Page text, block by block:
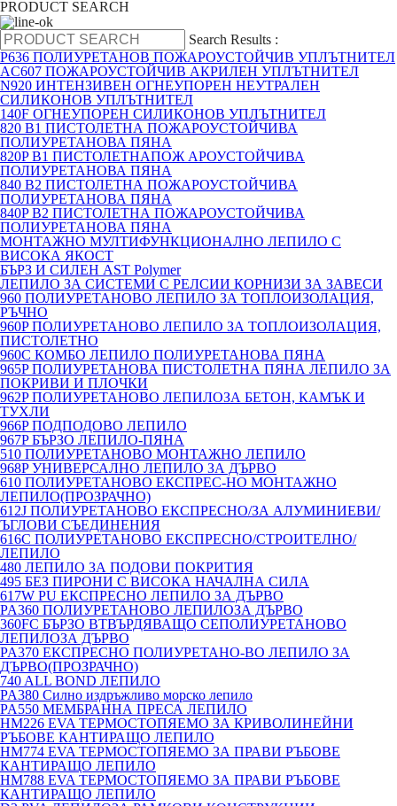
PRODUCT SEARCH
Search Results :
P636 ПОЛИУРЕТАНОВ ПОЖАРОУСТОЙЧИВ УПЛЪТНИТЕЛ
AC607 ПОЖАРОУСТОЙЧИВ АКРИЛЕН УПЛЪТНИТЕЛ
N920 ИНТЕНЗИВЕН ОГНЕУПОРЕН НЕУТРАЛЕН
СИЛИКОНОВ УПЛЪТНИТЕЛ
140F ОГНЕУПОРЕН СИЛИКОНОВ УПЛЪТНИТЕЛ
820 B1 ПИСТОЛЕТНА ПОЖАРОУСТОЙЧИВА
ПОЛИУРЕТАНОВА ПЯНА
820P B1 ПИСТОЛЕТНАПОЖ АРОУСТОЙЧИВА
ПОЛИУРЕТАНОВА ПЯНА
840 B2 ПИСТОЛЕТНА ПОЖАРОУСТОЙЧИВА
ПОЛИУРЕТАНОВА ПЯНА
840P B2 ПИСТОЛЕТНА ПОЖАРОУСТОЙЧИВА
ПОЛИУРЕТАНОВА ПЯНА
МОНТАЖНО МУЛТИФУНКЦИОНАЛНО ЛЕПИЛО С
ВИСОКА ЯКОСТ
БЪРЗ И СИЛЕН AST Polymer
ЛЕПИЛО ЗА СИСТЕМИ С РЕЛСИИ КОРНИЗИ ЗА ЗАВЕСИ
960 ПОЛИУРЕТАНОВО ЛЕПИЛО ЗА ТОПЛОИЗОЛАЦИЯ,
РЪЧНО
960P ПОЛИУРЕТАНОВО ЛЕПИЛО ЗА ТОПЛОИЗОЛАЦИЯ,
ПИСТОЛЕТНО
960C КОМБО ЛЕПИЛО ПОЛИУРЕТАНОВА ПЯНА
965P ПОЛИУРЕТАНОВА ПИСТОЛЕТНА ПЯНА ЛЕПИЛО ЗА
ПОКРИВИ И ПЛОЧКИ
962P ПОЛИУРЕТАНОВО ЛЕПИЛОЗА БЕТОН, КАМЪК И
ТУХЛИ
966P ПОДПОДОВО ЛЕПИЛО
967P БЪРЗО ЛЕПИЛО-ПЯНА
510 ПОЛИУРЕТАНОВО МОНТАЖНО ЛЕПИЛО
968P УНИВЕРСАЛНО ЛЕПИЛО ЗА ДЪРВО
610 ПОЛИУРЕТАНОВО ЕКСПРЕС-НО МОНТАЖНО
ЛЕПИЛО(ПРОЗРАЧНО)
612J ПОЛИУРЕТАНОВО ЕКСПРЕСНО/ЗА АЛУМИНИЕВИ/
ЪГЛОВИ СЪЕДИНЕНИЯ
616C ПОЛИУРЕТАНОВО ЕКСПРЕСНО/СТРОИТЕЛНО/
ЛЕПИЛО
480 ЛЕПИЛО ЗА ПОДОВИ ПОКРИТИЯ
495 БЕЗ ПИРОНИ С ВИСОКА НАЧАЛНА СИЛА
617W PU ЕКСПРЕСНО ЛЕПИЛО ЗА ДЪРВО
PA360 ПОЛИУРЕТАНОВО ЛЕПИЛОЗА ДЪРВО
360FC БЪРЗО ВТВЪРДЯВАЩО СЕПОЛИУРЕТАНОВО
ЛЕПИЛОЗА ДЪРВО
PA370 ЕКСПРЕСНО ПОЛИУРЕТАНО-ВО ЛЕПИЛО ЗА
ДЪРВО(ПРОЗРАЧНО)
740 ALL BOND ЛЕПИЛО
PA380 Силно издръжливо морско лепило
PA550 МЕМБРАННА ПРЕСА ЛЕПИЛО
HM226 EVA ТЕРМОСТОПЯЕМО ЗА КРИВОЛИНЕЙНИ
РЪБОВЕ КАНТИРАЩО ЛЕПИЛО
HM774 EVA ТЕРМОСТОПЯЕМО ЗА ПРАВИ РЪБОВЕ
КАНТИРАЩО ЛЕПИЛО
HM788 EVA ТЕРМОСТОПЯЕМО ЗА ПРАВИ РЪБОВЕ
КАНТИРАЩО ЛЕПИЛО